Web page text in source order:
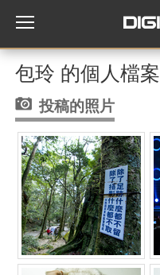
包玲 的個人檔案
投稿的照片